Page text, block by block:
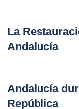
La
Andalucía
Andalucía
República